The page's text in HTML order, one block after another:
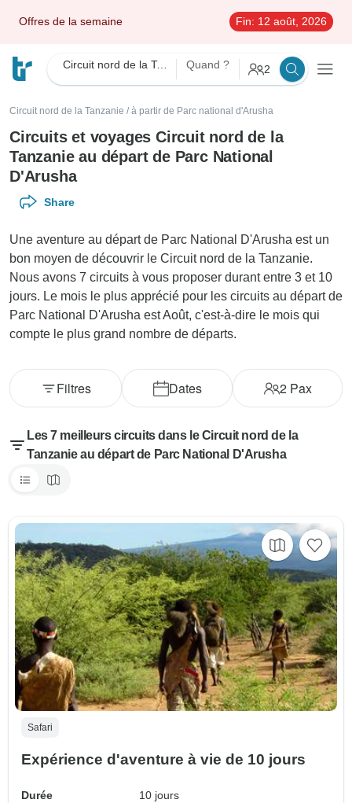
Offres de la semaine Fin: 12 août, 2026
Circuit nord de la Tanzanie Quand ? 2
Circuit nord de la Tanzanie / à partir de Parc national d'Arusha
Circuits et voyages Circuit nord de la
Tanzanie au départ de Parc National
D'Arusha
Share
Une aventure au départ de Parc National D'Arusha est un
bon moyen de découvrir le Circuit nord de la Tanzanie.
Nous avons 7 circuits à vous proposer durant entre 3 et 10
jours. Le mois le plus apprécié pour les circuits au départ de
Parc National D'Arusha est Août, c'est-à-dire le mois qui
compte le plus grand nombre de départs.
Dates 2Pax
Filtres
Les 7 meilleurs circuits dans le Circuit nord de la
Tanzanie au départ de Parc National D'Arusha
Safari
Expérience d'aventure à vie de 10 jours
Durée
10 jours